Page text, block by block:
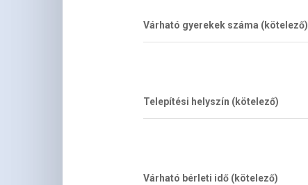
Várható gyerekek száma (kötelező)
Telepítési helyszín (kötelező)
Várható bérleti idő (kötelező)